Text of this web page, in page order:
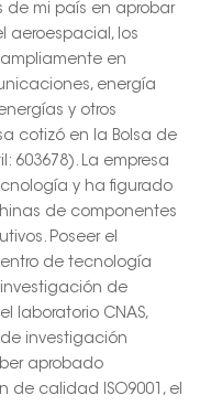
de mi país en aprobar
aeroespacial, los
en
energía
y otros
cotizó en la Bolsa de
603678). La empresa
y ha figurado
de componentes
Poseer el
de tecnología
de
laboratorio CNAS,
investigación
aprobado
de calidad ISO9001, el